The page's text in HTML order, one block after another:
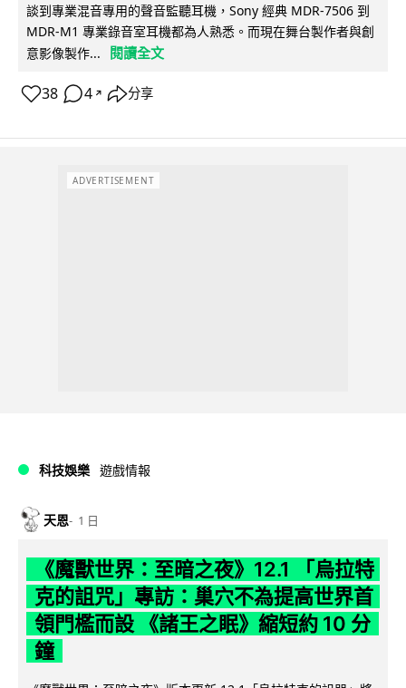
談到專業混音專用的聲音監聽耳機，Sony 經典 MDR-7506 到
MDR-M1 專業錄音室耳機都為人熟悉。而現在舞台製作者與創
意影像製作...
閱讀全文
38 4 ↗ 分享
ADVERTISEMENT
科技娛樂 遊戲情報
天恩 1 日
《魔獸世界：至暗之夜》12.1 「烏拉特
克的詛咒」專訪：巢穴不為提高世界首
領門檻而設 《諸王之眠》縮短約 10 分
鐘